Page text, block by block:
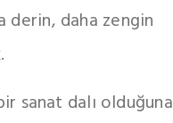
derin, daha zengin
sanat dalı olduğuna